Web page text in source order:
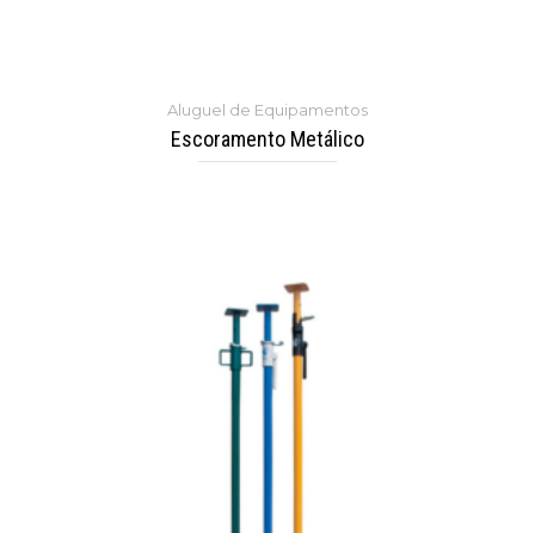
Aluguel de Equipamentos
Escoramento Metálico